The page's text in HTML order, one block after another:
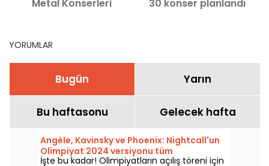
Metal Konserleri 30 konser planlandı
YORUMLAR
Bugün Yarın
Bu haftasonu Gelecek hafta
Angèle, Kavinsky ve Phoenix: Nightcall'un
Olimpiyat 2024 versiyonu tüm
platformlarda
İşte bu kadar! Olimpiyatların açılış töreni için